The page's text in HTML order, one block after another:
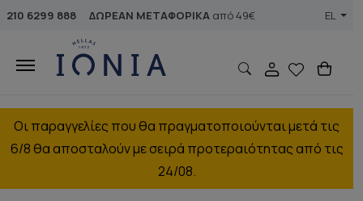
210 6299 888 ΔΩΡΕΑΝ ΜΕΤΑΦΟΡΙΚΑ από 49€ EL
Οι παραγγελίες που θα πραγματοποιούνται μετά τις
6/8 θα αποσταλούν με σειρά προτεραιότητας από τις
24/08.